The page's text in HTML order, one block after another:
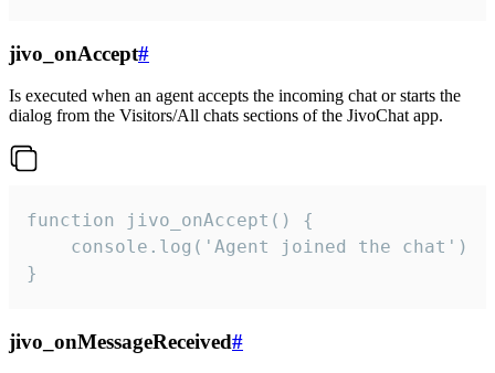
jivo_onAccept#
Is executed when an agent accepts the incoming chat or starts the
dialog from the Visitors/All chats sections of the JivoChat app.
function jivo_onAccept() {
}
jivo_onMessageReceived#